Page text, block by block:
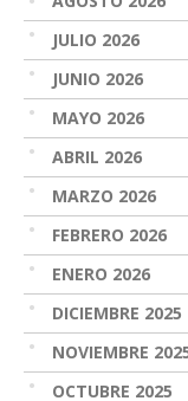
JULIO 2026
JUNIO 2026
MAYO 2026
ABRIL 2026
MARZO 2026
FEBRERO 2026
ENERO 2026
DICIEMBRE 2025
NOVIEMBRE
OCTUBRE 2025